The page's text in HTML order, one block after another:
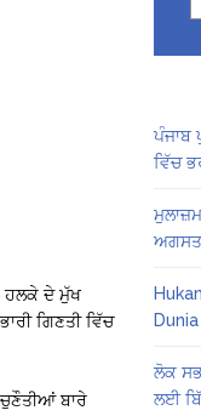
ਹਲਕੇ ਦੇ ਮੁੱਖ
ਗਿਣਤੀ ਵਿੱਚ
ਬਾਰੇ
ਪੰਜਾਬ
ਵਿੱਚ
ਅਗਸਤ
Dunia
ਲੋਕ
ਲਈ